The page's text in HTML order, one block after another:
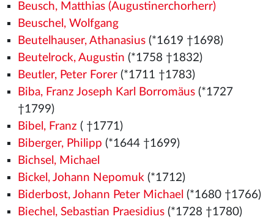
Beusch, Matthias (Augustinerchorherr)
Beuschel, Wolfgang
Beutelhauser, Athanasius(*1619 †1698)
Beutelrock, Augustin (*1758 †1832)
Beutler, Peter Forer(*1711 †1783)
Biba, Franz Joseph Karl Borromäus(*1727
†1799)
Bibel, Franz ( †1771)
Biberger, Philipp (*1644 †1699)
Bichsel, Michael
Bickel, Johann Nepomuk(*1712)
Biderbost, Johann Peter Michael (*1680 †1766)
Biechel, Sebastian Praesidius(*1728 †1780)